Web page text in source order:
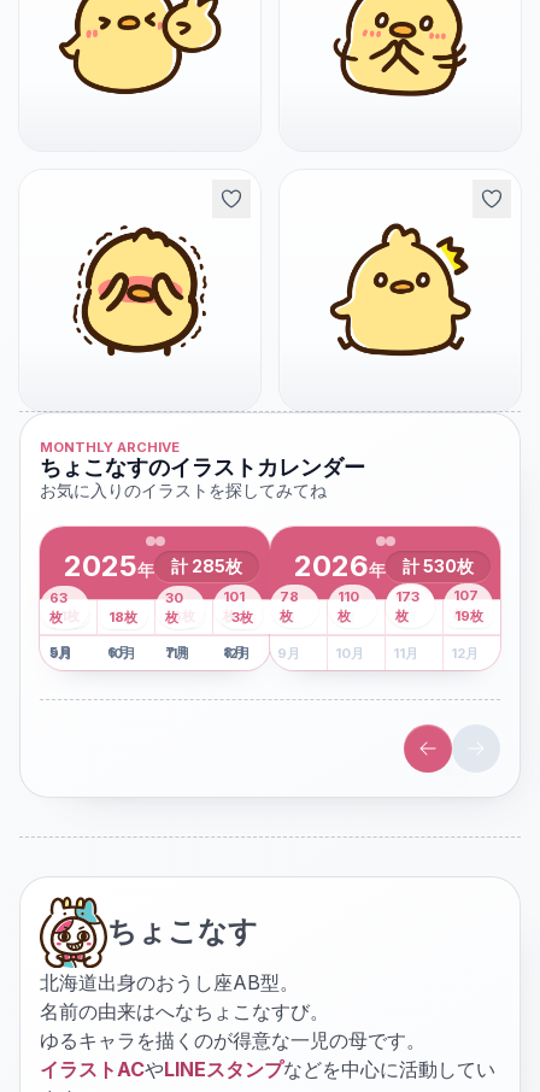
MONTHLY ARCHIVE
ちょこなすのイラストカレンダー
お気に入りのイラストを探してみてね
2025年 計 285枚
1月
2枚 2月 3月 4月
8枚
5月
41 枚
6月
13枚
7月
6枚
8月
101
枚
9月
63
枚
10月
18枚
11月
30
枚
12月
3枚
2026年 計530枚
1月 2月 3月
43
枚
4月
107
枚
5 月
78
枚
6月
110
枚
7月
173
枚
8月
19枚
9 月 10月 11月 12月
ちょこなす
北海道出身のおうし座AB型。
名前の由来はへなちょこなすび。
ゆるキャラを描くのが得意な一児の母です。
イラストACやLINEスタンプなどを中心に活動してい